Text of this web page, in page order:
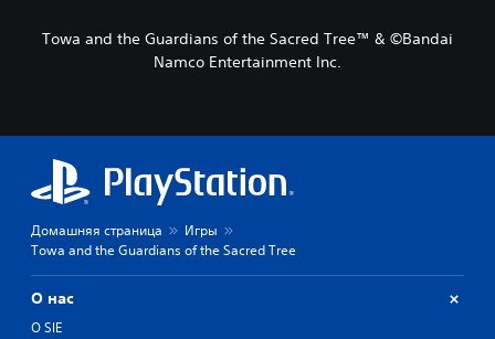
Towa and the Guardians of the Sacred Tree™ & ©Bandai
Namco Entertainment Inc.
Домашняя страница
Игры
Towa and the Guardians of the Sacred Tree
О нас
О SIE